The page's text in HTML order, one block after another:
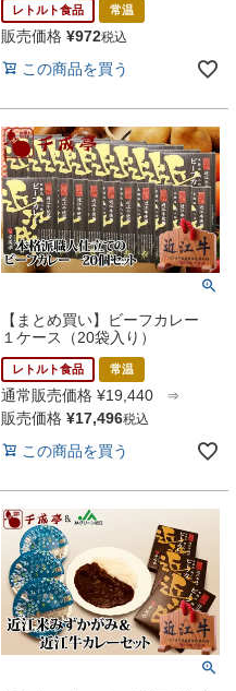
レトルト食品 常温
販売価格 ¥972税込
この商品を買う
【まとめ買い】ビーフカレー
１ケース（20袋入り）
レトルト食品 常温
通常販売価格 ¥19,440 ⇒
販売価格 ¥17,496税込
この商品を買う